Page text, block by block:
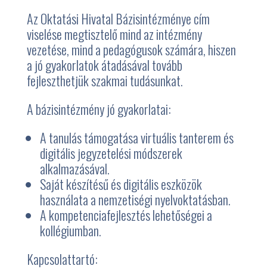
Az Oktatási Hivatal Bázisintézménye cím
viselése megtisztelő mind az intézmény
vezetése, mind a pedagógusok számára, hiszen
a jó gyakorlatok átadásával tovább
fejleszthetjük szakmai tudásunkat.
A bázisintézmény jó gyakorlatai:
A tanulás támogatása virtuális tanterem és
digitális jegyzetelési módszerek
alkalmazásával.
Saját készítésű és digitális eszközök
használata a nemzetiségi nyelvoktatásban.
A kompetenciafejlesztés lehetőségei a
kollégiumban.
Kapcsolattartó: